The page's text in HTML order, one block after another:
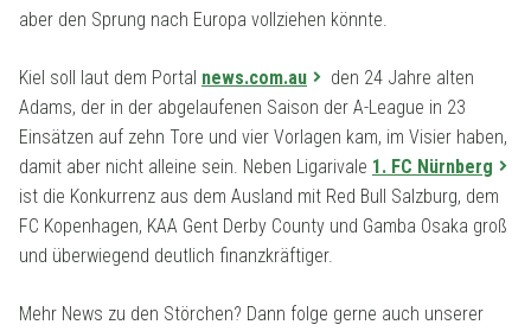
aber den Sprung nach Europa vollziehen könnte.
Kiel soll laut dem Portal news.com.au
den 24 Jahre alten
Adams, der in der abgelaufenen Saison der A-League in 23
Einsätzen auf zehn Tore und vier Vorlagen kam, im Visier haben,
damit aber nicht alleine sein. Neben Ligarivale 1. FC Nürnberg
ist die Konkurrenz aus dem Ausland mit Red Bull Salzburg, dem
FC Kopenhagen, KAA Gent Derby County und Gamba Osaka groß
und überwiegend deutlich finanzkräftiger.
Mehr News zu den Störchen? Dann folge gerne auch unserer